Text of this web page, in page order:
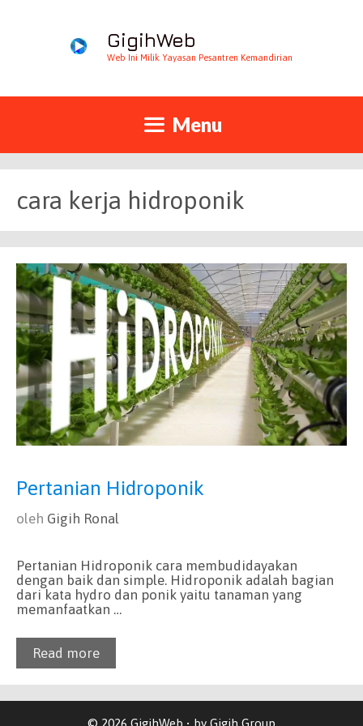
GigihWeb
Web Ini Milik Yayasan Pesantren Kemandirian
Menu
cara kerja hidroponik
Pertanian Hidroponik
oleh Gigih Ronal
Pertanian Hidroponik cara membudidayakan
dengan baik dan simple. Hidroponik adalah bagian
dari kata hydro dan ponik yaitu tanaman yang
memanfaatkan …
Read more
© 2026 GigihWeb • by Gigih Group